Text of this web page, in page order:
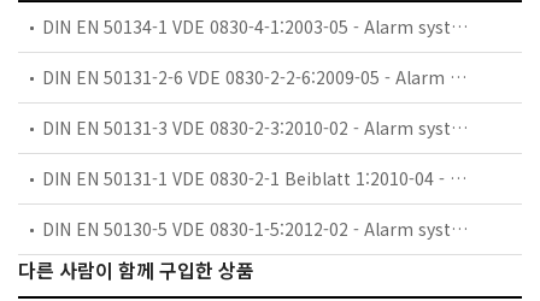
DIN EN 50134-1 VDE 0830-4-1:2003-05 - Alarm systems - Social alarm systems Part 1: System requirements;
DIN EN 50131-2-6 VDE 0830-2-2-6:2009-05 - Alarm systems � Intrusion and hold-up systems Part 2-6: Opening contacts (magnetic);
DIN EN 50131-3 VDE 0830-2-3:2010-02 - Alarm systems � Intrusion and hold-up systems Part 3: Control and indicating equipment;
DIN EN 50131-1 VDE 0830-2-1 Beiblatt 1:2010-04 - Alarm systems Terms and definitions;
DIN EN 50130-5 VDE 0830-1-5:2012-02 - Alarm systems Part 5: Environmental test methods;
다른 사람이 함께 구입한 상품